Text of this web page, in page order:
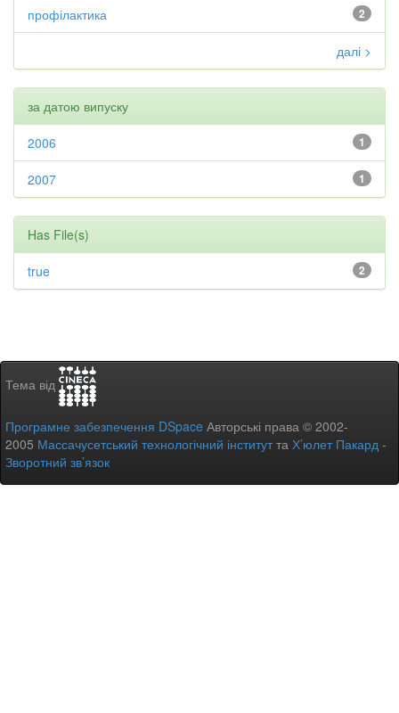
2
профілактика
далі >
за датою випуску
1
2006
1
2007
Has File(s)
2
true
Тема від
Програмне забезпечення DSpace Авторські права © 2002-
2005 Массачусетський технологічний інститутта Х’юлет Пакард -
Зворотний зв’язок